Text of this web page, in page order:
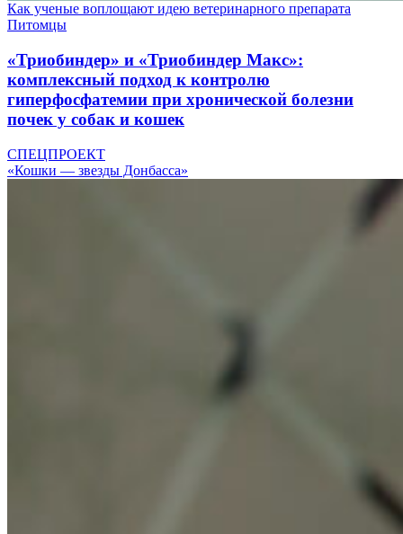
Как ученые воплощают идею ветеринарного препарата
Питомцы
«Триобиндер» и «Триобиндер Макс»:
комплексный подход к контролю
гиперфосфатемии при хронической болезни
почек у собак и кошек
СПЕЦПРОЕКТ
«Кошки — звезды Донбасса»